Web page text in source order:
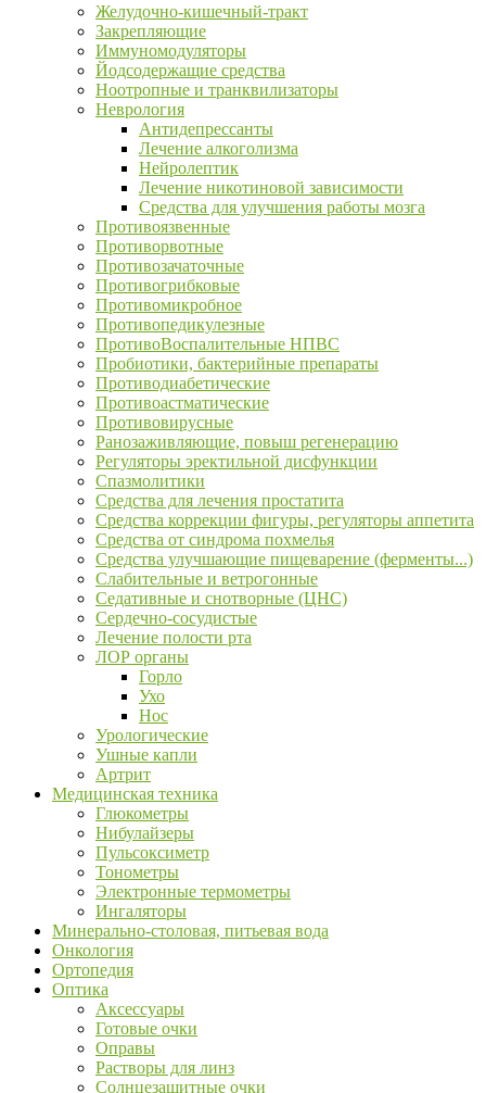
Желудочно-кишечный-тракт
Закрепляющие
Иммуномодуляторы
Йодсодержащие средства
Ноотропные и транквилизаторы
Неврология
Антидепрессанты
Лечение алкоголизма
Нейролептик
Лечение никотиновой зависимости
Средства для улучшения работы мозга
Противоязвенные
Противорвотные
Противозачаточные
Противогрибковые
Противомикробное
Противопедикулезные
ПротивоВоспалительные НПВС
Пробиотики, бактерийные препараты
Противодиабетические
Противоастматические
Противовирусные
Ранозаживляющие, повыш регенерацию
Регуляторы эректильной дисфункции
Спазмолитики
Средства для лечения простатита
Средства коррекции фигуры, регуляторы аппетита
Средства от синдрома похмелья
Средства улучшающие пищеварение (ферменты...)
Слабительные и ветрогонные
Седативные и снотворные (ЦНС)
Сердечно-сосудистые
Лечение полости рта
ЛОР органы
Горло
Ухо
Нос
Урологические
Ушные капли
Артрит
Медицинская техника
Глюкометры
Нибулайзеры
Пульсоксиметр
Тонометры
Электронные термометры
Ингаляторы
Минерально-столовая, питьевая вода
Онкология
Ортопедия
Оптика
Аксессуары
Готовые очки
Оправы
Растворы для линз
Солнцезащитные очки